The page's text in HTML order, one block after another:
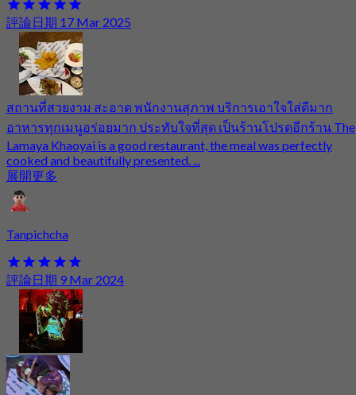
評論日期 17 Mar 2025
สถานที่สวยงาม สะอาด พนักงานสุภาพ บริการเอาใจใส่ดีมาก
อาหารทุกเมนูอร่อยมาก ประทับใจที่สุด เป็นร้านโปรดอีกร้าน The
Lamaya Khaoyai is a good restaurant, the meal was perfectly
cooked and beautifully presented. ...
展開更多
Tanpichcha
評論日期 9 Mar 2024